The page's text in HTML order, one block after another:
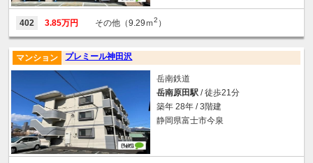
402 3.85万円 その他（9.29ｍ2 ）
プレミール神田沢
マンション
岳南鉄道
岳南原田駅 / 徒歩21分
築年 28年 / 3階建
静岡県富士市今泉